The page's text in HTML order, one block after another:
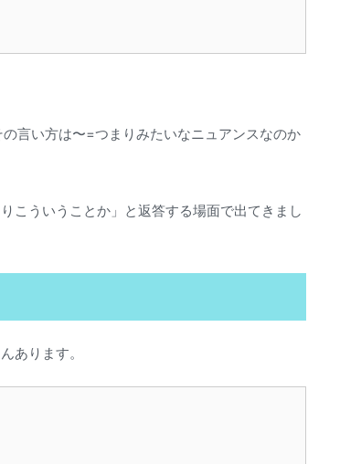
言い方は〜=つまりみたいなニュアンスなのか
こういうことか」と返答する場面で出てきまし
あります。